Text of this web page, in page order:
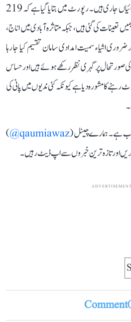
کی جانب سے بچاؤ اور امدادی کارروائیاں جاری ہیں۔ رپورٹ میں بتایا گیا ہے کہ 219
کئی طبی ٹیمیں تعینات کی گئی ہیں، جبکہ متاثرہ آبادی میں اناج،
ضروری اشیاء سمیت امدادی سامان تقسیم کیا جا رہا
صورتحال پر گہری نظر رکھے ہوئے ہیں اور حساس
کا مشورہ دیا ہے کیونکہ کئی ندیوں میں پانی کی
ہے۔ ہمارے چینل (qaumiawaz@
)
اور تازہ ترین خبروں سے اپ ڈیٹ رہیں۔
ADVERTISEMENT